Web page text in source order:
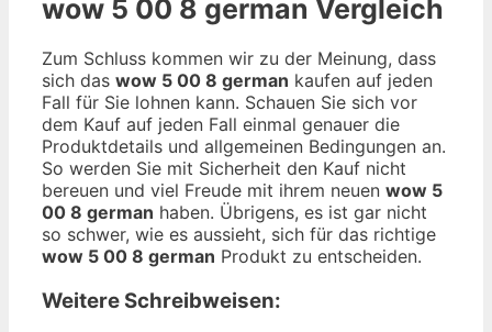
wow 5 00 8 german Vergleich
Zum Schluss kommen wir zu der Meinung, dass
sich das wow 5 00 8 german kaufen auf jeden
Fall für Sie lohnen kann. Schauen Sie sich vor
dem Kauf auf jeden Fall einmal genauer die
Produktdetails und allgemeinen Bedingungen an.
So werden Sie mit Sicherheit den Kauf nicht
bereuen und viel Freude mit ihrem neuen wow 5
00 8 german haben. Übrigens, es ist gar nicht
so schwer, wie es aussieht, sich für das richtige
wow 5 00 8 german Produkt zu entscheiden.
Weitere Schreibweisen: